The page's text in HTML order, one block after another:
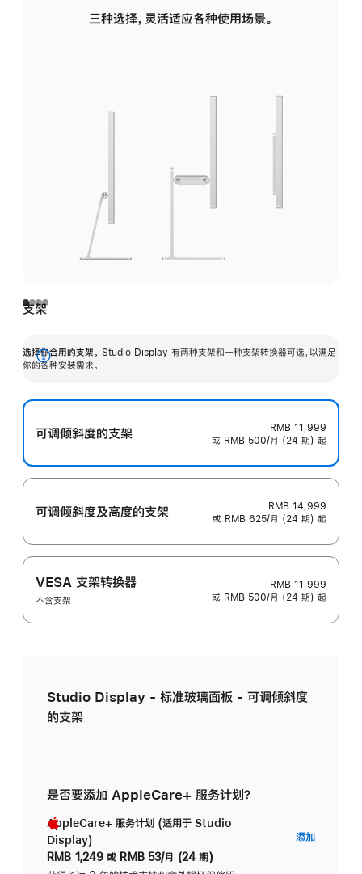
三种选择，灵活适应各种使用场景。
支架
选择你合用的支架。 Studio Display 有两种支架和一种支架转换器可选，以满足
你的各种安装需求。
展
可调倾斜度的支架
RMB 11,999
或 RMB 500/月 (24 期) 起
可调倾斜度及高‍度的支‍架
RMB 14,999
或 RMB 625/月 (24 期) 起
VESA 支架转换器
不含支架
RMB 11,999
或 RMB 500/月 (24 期) 起
Studio Display - 标准玻璃面板 - 可调倾斜度
的支架
是否要添加 AppleCare+ 服务计划？
AppleCare+ 服务计划 (适用于 Studio
Display)
RMB 1,249 或 RMB 53/月 (24 期)
添加